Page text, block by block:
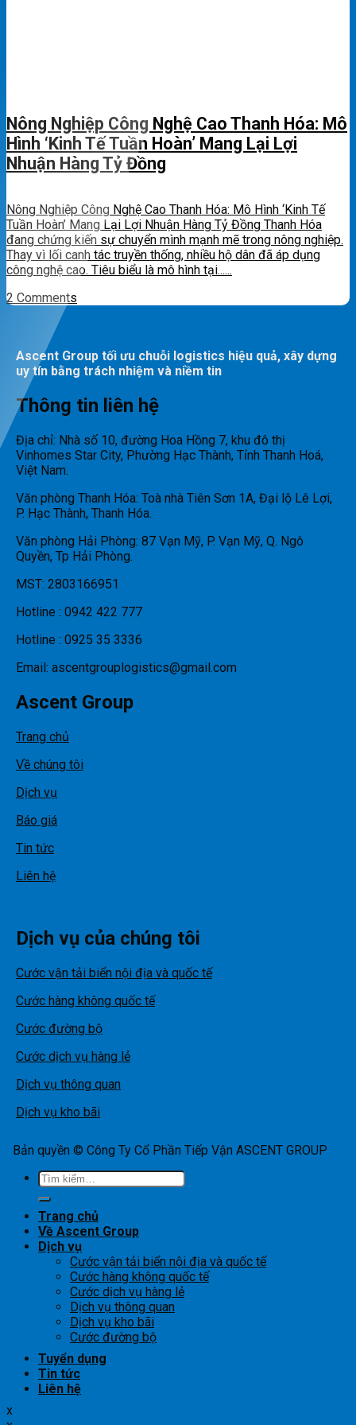
Nông Nghiệp Công Nghệ Cao Thanh Hóa: Mô
Hình ‘Kinh Tế Tuần Hoàn’ Mang Lại Lợi
Nhuận Hàng Tỷ Đồng
Nông Nghiệp Công Nghệ Cao Thanh Hóa: Mô Hình ‘Kinh Tế
Tuần Hoàn’ Mang Lại Lợi Nhuận Hàng Tỷ Đồng Thanh Hóa
đang chứng kiến sự chuyển mình mạnh mẽ trong nông nghiệp.
Thay vì lối canh tác truyền thống, nhiều hộ dân đã áp dụng
công nghệ cao. Tiêu biểu là mô hình tại......
2 Comments
Ascent Group tối ưu chuỗi logistics hiệu quả, xây dựng
uy tín bằng trách nhiệm và niềm tin
Thông tin liên hệ
Địa chỉ: Nhà số 10, đường Hoa Hồng 7, khu đô thị
Vinhomes Star City, Phường Hạc Thành, Tỉnh Thanh Hoá,
Việt Nam.
Văn phòng Thanh Hóa: Toà nhà Tiên Sơn 1A, Đại lộ Lê Lợi,
P. Hạc Thành, Thanh Hóa.
Văn phòng Hải Phòng: 87 Vạn Mỹ, P. Vạn Mỹ, Q. Ngô
Quyền, Tp Hải Phòng.
MST: 2803166951
Hotline : 0942 422 777
Hotline : 0925 35 3336
Email: ascentgrouplogistics@gmail.com
Ascent Group
Trang chủ
Về chúng tôi
Dịch vụ
Báo giá
Tin tức
Liên hệ
Dịch vụ của chúng tôi
Cước vận tải biển nội địa và quốc tế
Cước hàng không quốc tế
Cước đường bộ
Cước dịch vụ hàng lẻ
Dịch vụ thông quan
Dịch vụ kho bãi
Bản quyền © Công Ty Cổ Phần Tiếp Vận ASCENT GROUP
Tìm
kiếm:
Trang chủ
Về Ascent Group
Dịch vụ
Cước vận tải biển nội địa và quốc tế
Cước hàng không quốc tế
Cước dịch vụ hàng lẻ
Dịch vụ thông quan
Dịch vụ kho bãi
Cước đường bộ
Tuyển dụng
Tin tức
Liên hệ
x